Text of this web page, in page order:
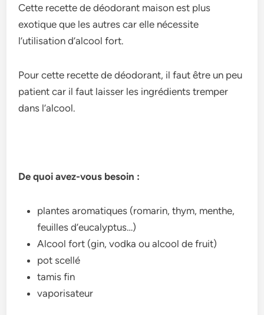
Cette recette de déodorant maison est plus
exotique que les autres car elle nécessite
l’utilisation d’alcool fort.
Pour cette recette de déodorant, il faut être un peu
patient car il faut laisser les ingrédients tremper
dans l’alcool.
De quoi avez-vous besoin :
plantes aromatiques (romarin, thym, menthe,
feuilles d’eucalyptus…)
Alcool fort (gin, vodka ou alcool de fruit)
pot scellé
tamis fin
vaporisateur